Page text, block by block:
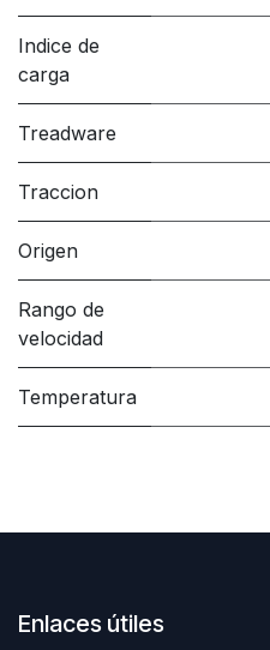
Indice de
carga
Treadware
Traccion
Origen
Rango de
velocidad
Temperatura
Enlaces útiles